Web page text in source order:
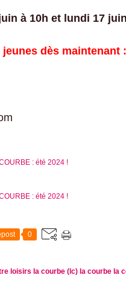
à 10h et lundi 17
dès maintenant :
0
loisirs la courbe (lc) la courbe la